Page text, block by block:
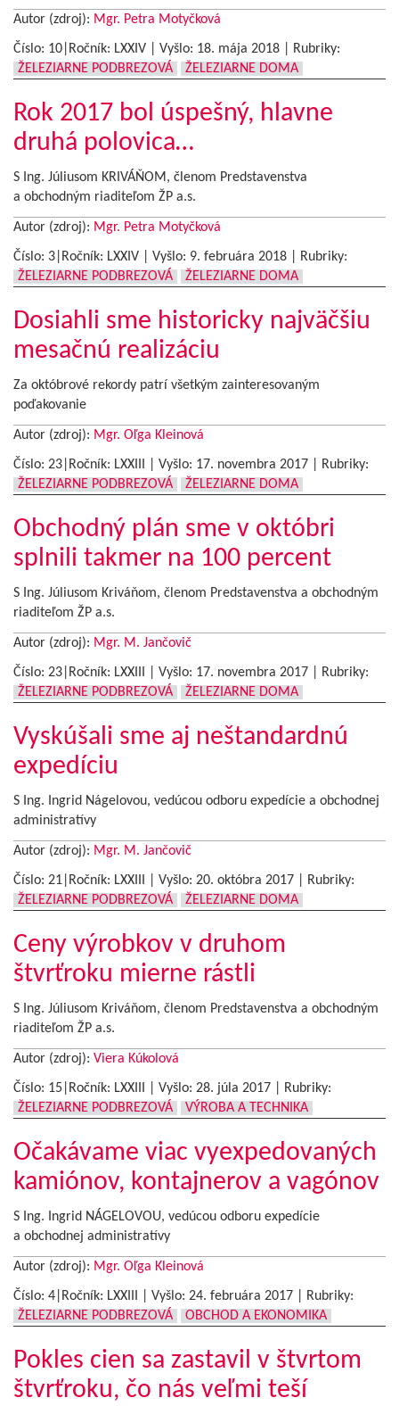
Autor (zdroj): Mgr. Petra Motyčková
Číslo: 10|Ročník: LXXIV | Vyšlo: 18. mája 2018
Rubriky:
ŽELEZIARNE PODBREZOVÁ
ŽELEZIARNE DOMA
Rok 2017 bol úspešný, hlavne
druhá polovica…
S Ing. Júliusom KRIVÁŇOM, členom Predstavenstva
a obchodným riaditeľom ŽP a.s.
Autor (zdroj): Mgr. Petra Motyčková
Číslo: 3|Ročník: LXXIV | Vyšlo: 9. februára 2018
Rubriky:
ŽELEZIARNE PODBREZOVÁ
ŽELEZIARNE DOMA
Dosiahli sme historicky najväčšiu
mesačnú realizáciu
Za októbrové rekordy patrí všetkým zainteresovaným
poďakovanie
Autor (zdroj): Mgr. Oľga Kleinová
Číslo: 23|Ročník: LXXIII | Vyšlo: 17. novembra 2017
Rubriky:
ŽELEZIARNE PODBREZOVÁ
ŽELEZIARNE DOMA
Obchodný plán sme v októbri
splnili takmer na 100 percent
S Ing. Júliusom Kriváňom, členom Predstavenstva a obchodným
riaditeľom ŽP a.s.
Autor (zdroj): Mgr. M. Jančovič
Číslo: 23|Ročník: LXXIII | Vyšlo: 17. novembra 2017
Rubriky:
ŽELEZIARNE PODBREZOVÁ
ŽELEZIARNE DOMA
Vyskúšali sme aj neštandardnú
expedíciu
S Ing. Ingrid Nágelovou, vedúcou odboru expedície a obchodnej
administratívy
Autor (zdroj): Mgr. M. Jančovič
Číslo: 21|Ročník: LXXIII | Vyšlo: 20. októbra 2017
Rubriky:
ŽELEZIARNE PODBREZOVÁ
ŽELEZIARNE DOMA
Ceny výrobkov v druhom
štvrťroku mierne rástli
S Ing. Júliusom Kriváňom, členom Predstavenstva a obchodným
riaditeľom ŽP a.s.
Autor (zdroj): Viera Kúkolová
Číslo: 15|Ročník: LXXIII | Vyšlo: 28. júla 2017
Rubriky:
ŽELEZIARNE PODBREZOVÁ
VÝROBA A TECHNIKA
Očakávame viac vyexpedovaných
kamiónov, kontajnerov a vagónov
S Ing. Ingrid NÁGELOVOU, vedúcou odboru expedície
a obchodnej administratívy
Autor (zdroj): Mgr. Oľga Kleinová
Číslo: 4|Ročník: LXXIII | Vyšlo: 24. februára 2017
Rubriky:
ŽELEZIARNE PODBREZOVÁ
OBCHOD A EKONOMIKA
Pokles cien sa zastavil v štvrtom
štvrťroku, čo nás veľmi teší